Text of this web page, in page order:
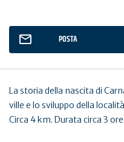
POSTA
La storia della nascita di
ville e lo sviluppo della
Circa 4 km. Durata circa 3 ore